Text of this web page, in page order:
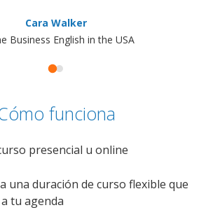
Cara Walker
Business English in the USA
funciona
presencial u online
una duración de curso flexible que
tu agenda